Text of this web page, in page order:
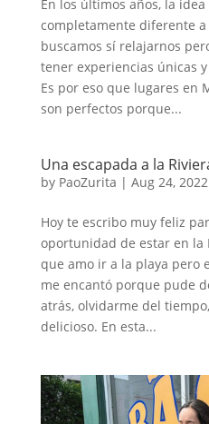
En los últimos años, la
completamente diferente a
buscamos sí relajarnos
tener experiencias únicas
Es por eso que lugares en
son perfectos porque...
Una escapada a la
by PaoZurita | Aug 24, 2022
Hoy te escribo muy feliz
oportunidad de estar en la
que amo ir a la playa pero
me encantó porque pude
atrás, olvidarme del
delicioso. En esta...